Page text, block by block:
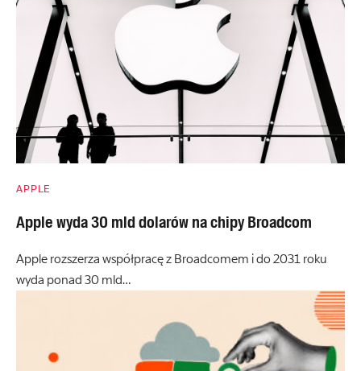
APPLE
Apple wyda 30 mld dolarów na chipy Broadcom
Apple rozszerza współpracę z Broadcomem i do 2031 roku
wyda ponad 30 mld…